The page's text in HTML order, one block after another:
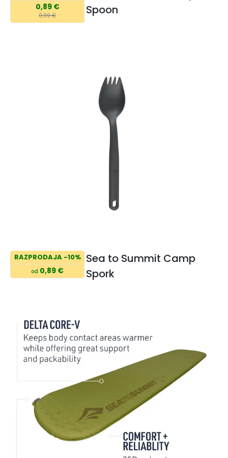
0,89 €
0,99 €
Spoon
RAZPRODAJA -10%
od 0,89 €
Sea to Summit Camp
Spork